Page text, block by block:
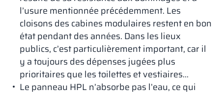
l’usure mentionnée précédemment. Les
cloisons des cabines modulaires restent en bon
état pendant des années. Dans les lieux
publics, c’est particulièrement important, car il
y a toujours des dépenses jugées plus
prioritaires que les toilettes et vestiaires…
Le panneau HPL n’absorbe pas l’eau, ce qui